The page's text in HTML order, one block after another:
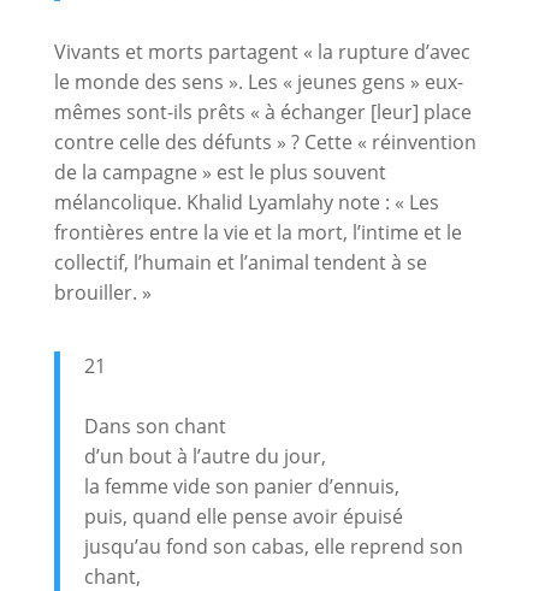
Vivants et morts partagent « la rupture d’avec
le monde des sens ». Les « jeunes gens » eux-
mêmes sont-ils prêts « à échanger [leur] place
contre celle des défunts » ? Cette « réinvention
de la campagne » est le plus souvent
mélancolique. Khalid Lyamlahy note : « Les
frontières entre la vie et la mort, l’intime et le
collectif, l’humain et l’animal tendent à se
brouiller. »
21
Dans son chant
d’un bout à l’autre du jour,
la femme vide son panier d’ennuis,
puis, quand elle pense avoir épuisé
jusqu’au fond son cabas, elle reprend son
chant,